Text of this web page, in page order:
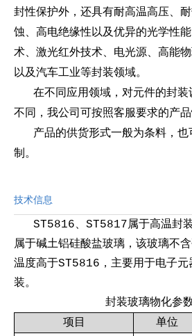
封性保护外，还具有耐高温高压、
蚀、高电绝缘性以及优异的光学性
术、激光红外技术、电光源、高能
以及汽车工业等封装领域。
在不同应用领域，对元件的封
不同，我公司可按照客服要求的产品
产品的供货形式一般为条料，
制。
技术信息
ST5816、ST5817属于高温封
属于碱土铝硅酸盐玻璃，该玻璃不
温度高于ST5816，主要用于电子元
装。
封装玻璃物化参
项目
单位